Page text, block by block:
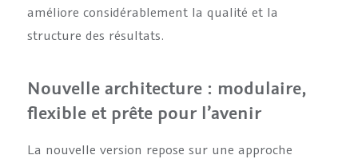
améliore considérablement la qualité et la
structure des résultats.
Nouvelle architecture : modulaire,
flexible et prête pour l’avenir
La nouvelle version repose sur une approche